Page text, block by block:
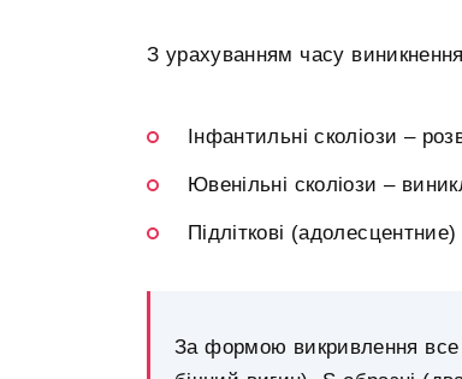
З урахуванням часу
Інфантильні сколіози –
Ювенільні сколіози –
Підліткові
За формою викривлення все